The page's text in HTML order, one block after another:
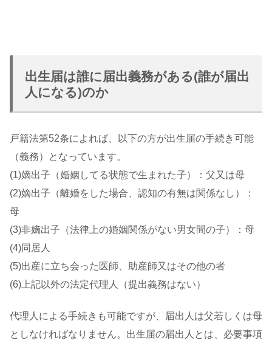
出生届は誰に届出義務がある(誰が届出
人になる)のか
戸籍法第52条によれば、以下の方が出生届の手続き可能
（義務）となっています。
(1)嫡出子（婚姻してる状態で生まれた子）：父又は母
(2)嫡出子（離婚をした場合、認知の有無は関係なし）：
母
(3)非嫡出子（法律上の婚姻関係がない男女間の子）：母
(4)同居人
(5)出産に立ち会った医師、助産師又はその他の者
(6)上記以外の法定代理人（提出義務はない）
代理人による手続きも可能ですが、届出人は父若しくは母
としなければなりません。出生届の届出人とは、必要事項